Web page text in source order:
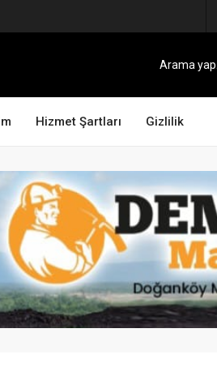
Hizmet Şartları Gizlilik